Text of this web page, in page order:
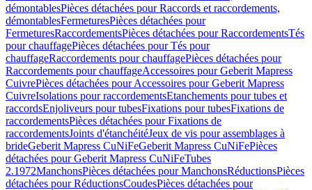
démontablesPièces détachées pour Raccords et raccordements,
démontablesFermeturesPièces détachées pour
FermeturesRaccordementsPièces détachées pour RaccordementsTés
pour chauffagePièces détachées pour Tés pour
chauffageRaccordements pour chauffagePièces détachées pour
Raccordements pour chauffageAccessoires pour Geberit Mapress
CuivrePièces détachées pour Accessoires pour Geberit Mapress
CuivreIsolations pour raccordementsEtanchements pour tubes et
raccordsEnjoliveurs pour tubesFixations pour tubesFixations de
raccordementsPièces détachées pour Fixations de
raccordementsJoints d'étanchéitéJeux de vis pour assemblages à
brideGeberit Mapress CuNiFeGeberit Mapress CuNiFePièces
détachées pour Geberit Mapress CuNiFeTubes
2.1972ManchonsPièces détachées pour ManchonsRéductionsPièces
détachées pour RéductionsCoudesPièces détachées pour